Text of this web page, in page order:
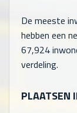
De meeste
hebben een
67,924
verdeling.
PLAATSEN